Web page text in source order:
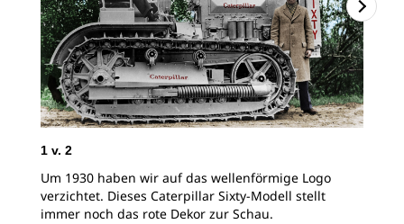
1 v. 2
Um 1930 haben wir auf das wellenförmige Logo
verzichtet. Dieses Caterpillar Sixty-Modell stellt
immer noch das rote Dekor zur Schau.